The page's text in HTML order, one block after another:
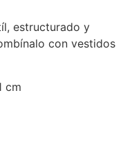
estructurado y
con vestidos
cm